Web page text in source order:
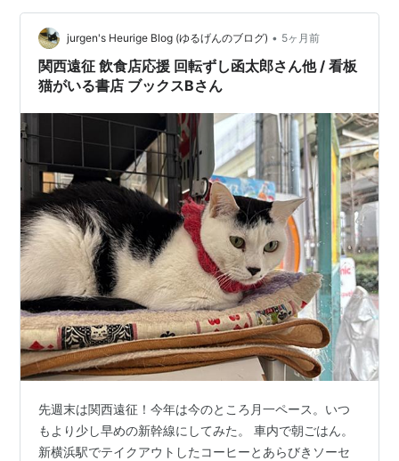
jurgen's Heurige Blog (ゆるげんのブログ) • 5ヶ月前
関西遠征 飲食店応援 回転ずし函太郎さん他 / 看板
猫がいる書店 ブックスBさん
先週末は関西遠征！今年は今のところ月一ペース。いつ
もより少し早めの新幹線にしてみた。 車内で朝ごはん。
新横浜駅でテイクアウトしたコーヒーとあらびきソーセ